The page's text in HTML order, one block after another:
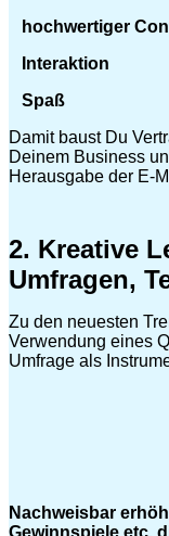
hochwertiger
Interaktion
Spaß
Damit baust Du
Deinem Business
Herausgabe der E-
2. Kreative
Umfragen,
Zu den neuesten
Verwendung eines
Umfrage als
Nachweisbar
Gewinnspiele etc.